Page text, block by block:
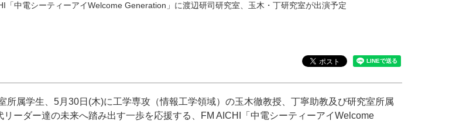
「中電シーティーアイWelcome Generation」に渡辺研司研究室、玉木・丁研究室が出演予定
属学生、5月30日(木)に工学専攻（情報工学領域）の玉木徹教授、丁寧助教及び研究室所属
ーダー達の未来へ踏み出す一歩を応援する、FM AICHI「中電シーティーアイWelcome